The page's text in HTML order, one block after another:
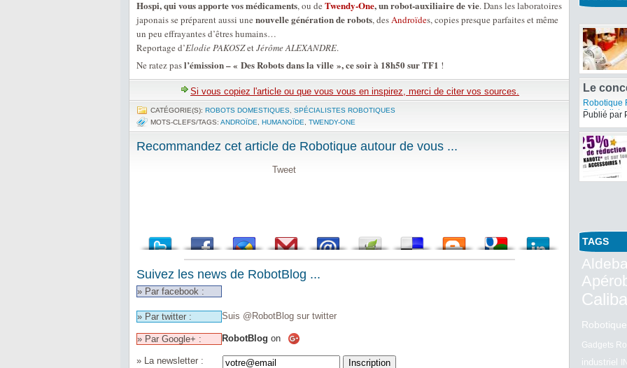
Hospi, qui vous apporte vos médicaments, ou de Twendy-One, un robot-auxiliaire de vie. Dans les laboratoires
japonais se préparent aussi une nouvelle génération de robots, desAndroïdes, copies presque parfaites et même
un peu effrayantes d’êtres humains…
Reportage d’Elodie PAKOSZetJérôme ALEXANDRE.
Ne ratez pasl’émission – « Des Robots dans la ville », ce soir à 18h50 sur TF1 !
Si vous copiez l'article ou que vous vous en inspirez, merci de citer vos sources.
CATÉGORIE(S): ROBOTS DOMESTIQUES SPÉCIALISTES ROBOTIQUES
MOTS-CLEFS/TAGS: ANDROÏDE HUMANOÏDE TWENDY-ONE
Recommandez cet article de Robotique autour de vous ...
Tweet
Suivez les news de RobotBlog ...
» Par facebook :
» Par twitter : Suis @RobotBlog sur twitter
» Par Google+ : RobotBlog on
» La newsletter :
Le
de
Robotique
Publié par
TAGS
Robotique
Gadgets
industriel